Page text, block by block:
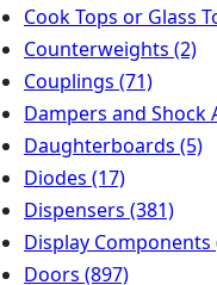
Cook Tops or Glass
Counterweights (2)
Couplings (71)
Dampers and Shock
Daughterboards (5)
Diodes (17)
Dispensers (381)
Display Components
Doors (897)